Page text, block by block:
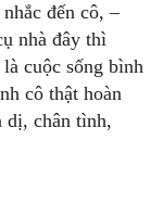
đến cô, –
nhà đây thì
cuộc sống bình
cô thật hoàn
dị, chân tình,